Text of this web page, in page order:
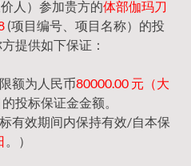
价人）参加贵方的体部伽玛刀
(项目编号、项目名称）的投
提供如下保证：
额为人民币80000.00 元（大
投标保证金金额。
有效期间内保持有效/自本保
。）